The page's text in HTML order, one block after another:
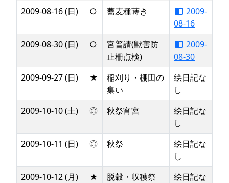
2009-08-16 (日)
○ 蕎麦種蒔き
2009-
08-16
2009-08-30 (日)
○
宮普請(獣害防
止柵点検)
2009-
08-30
2009-09-27 (日)
★
稲刈り・棚田の
集い
絵日記な
し
2009-10-10 (土)
◎ 秋祭宵宮
絵日記な
し
2009-10-11 (日)
◎ 秋祭
絵日記な
し
2009-10-12 (月)
★ 脱穀・収穫祭
絵日記な